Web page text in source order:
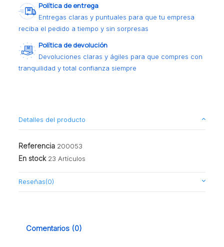
Política de entrega
Entregas claras y puntuales para que tu empresa
reciba el pedido a tiempo y sin sorpresas
Política de devolución
Devoluciones claras y ágiles para que compres con
tranquilidad y total confianza siempre
Detalles del producto
Referencia 200053
En stock 23 Artículos
Reseñas(0)
Comentarios (0)